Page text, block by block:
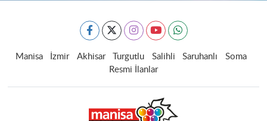
Manisa İzmir Akhisar Turgutlu Salihli Saruhanlı
Soma
Resmi İlanlar